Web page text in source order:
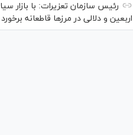
رئیس سازمان تعزیرات: با بازار
اربعین و دلالی در مرز‌ها قاطعانه